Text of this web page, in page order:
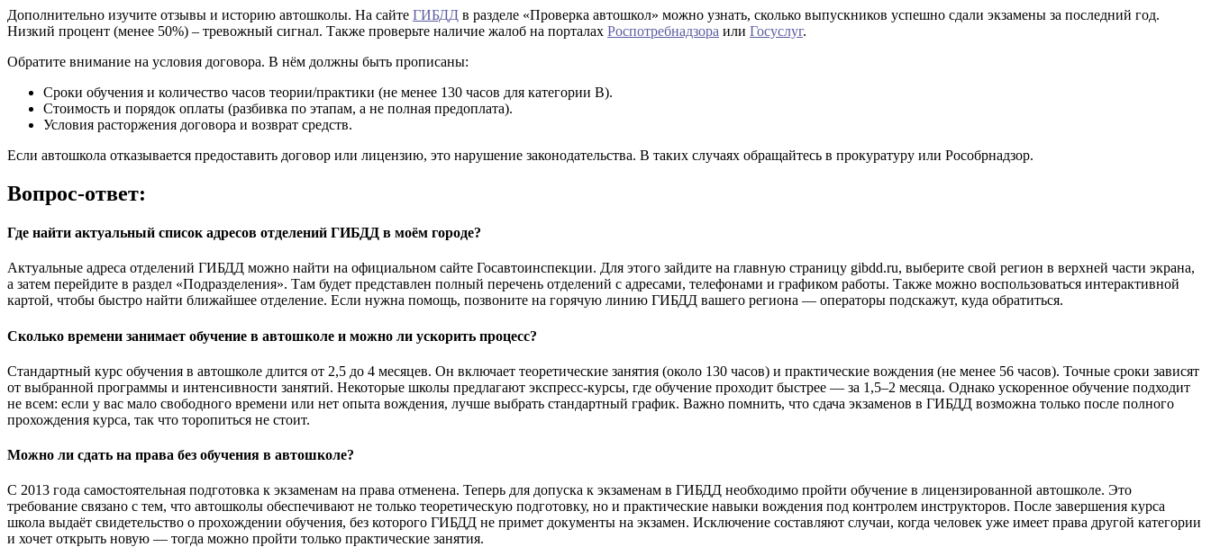
Дополнительно изучите отзывы и историю автошколы. На сайте ГИБДД в разделе «Проверка автошкол» можно узнать, сколько выпускников успешно сдали экзамены за последний год.
Низкий процент (менее 50%) – тревожный сигнал. Также проверьте наличие жалоб на порталах Роспотребнадзора или Госуслуг.
Обратите внимание на условия договора. В нём должны быть прописаны:
Сроки обучения и количество часов теории/практики (не менее 130 часов для категории B).
Стоимость и порядок оплаты (разбивка по этапам, а не полная предоплата).
Условия расторжения договора и возврат средств.
Если автошкола отказывается предоставить договор или лицензию, это нарушение законодательства. В таких случаях обращайтесь в прокуратуру или Рособрнадзор.
Вопрос-ответ:
Где найти актуальный список адресов отделений ГИБДД в моём городе?
Актуальные адреса отделений ГИБДД можно найти на официальном сайте Госавтоинспекции. Для этого зайдите на главную страницу gibdd.ru, выберите свой регион в верхней части экрана,
а затем перейдите в раздел «Подразделения». Там будет представлен полный перечень отделений с адресами, телефонами и графиком работы. Также можно воспользоваться интерактивной
картой, чтобы быстро найти ближайшее отделение. Если нужна помощь, позвоните на горячую линию ГИБДД вашего региона — операторы подскажут, куда обратиться.
Сколько времени занимает обучение в автошколе и можно ли ускорить процесс?
Стандартный курс обучения в автошколе длится от 2,5 до 4 месяцев. Он включает теоретические занятия (около 130 часов) и практические вождения (не менее 56 часов). Точные сроки зависят
от выбранной программы и интенсивности занятий. Некоторые школы предлагают экспресс-курсы, где обучение проходит быстрее — за 1,5–2 месяца. Однако ускоренное обучение подходит
не всем: если у вас мало свободного времени или нет опыта вождения, лучше выбрать стандартный график. Важно помнить, что сдача экзаменов в ГИБДД возможна только после полного
прохождения курса, так что торопиться не стоит.
Можно ли сдать на права без обучения в автошколе?
С 2013 года самостоятельная подготовка к экзаменам на права отменена. Теперь для допуска к экзаменам в ГИБДД необходимо пройти обучение в лицензированной автошколе. Это
требование связано с тем, что автошколы обеспечивают не только теоретическую подготовку, но и практические навыки вождения под контролем инструкторов. После завершения курса
школа выдаёт свидетельство о прохождении обучения, без которого ГИБДД не примет документы на экзамен. Исключение составляют случаи, когда человек уже имеет права другой категории
и хочет открыть новую — тогда можно пройти только практические занятия.